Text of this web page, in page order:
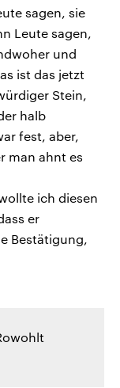
sagen, sie
Leute sagen,
und
ist das jetzt
Stein,
halb
fest, aber,
man ahnt es
ich diesen
er
Bestätigung,